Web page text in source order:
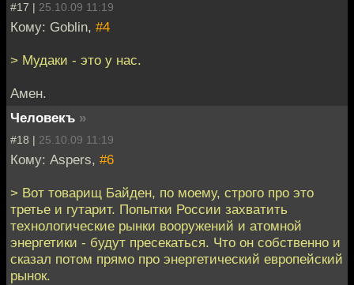
#17 | 25.10.09 11:19
Кому: Goblin, #4
> Мудаки - это у нас.
Амен.
Человекъ »
#18 | 25.10.09 11:19
Кому: Aspers, #6
> Вот товарищ Байден, по моему, строго про это
третье и гутарит. Попытки России захватить
технологические рынки вооружений и атомной
энергетики - будут пресекаться. Что он собственно и
сказал потом прямо про энергетический европейский
рынок.